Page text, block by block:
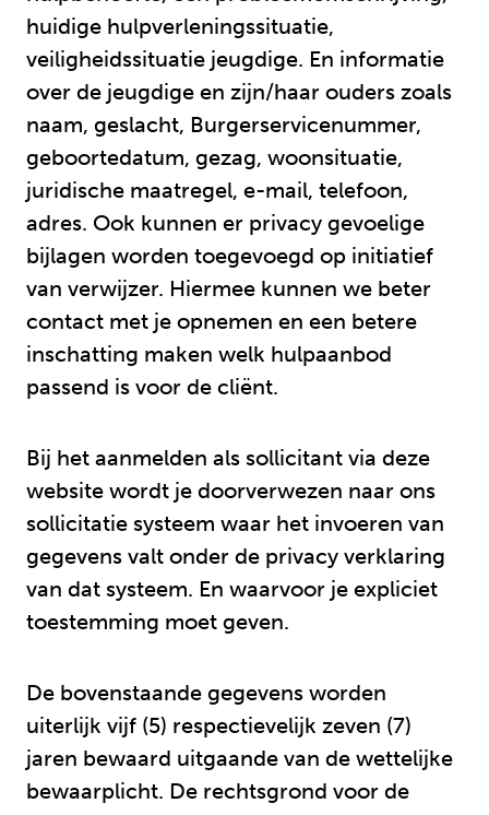
huidige hulpverleningssituatie,
veiligheidssituatie jeugdige. En informatie
over de jeugdige en zijn/haar ouders zoals
naam, geslacht, Burgerservicenummer,
geboortedatum, gezag, woonsituatie,
juridische maatregel, e-mail, telefoon,
adres. Ook kunnen er privacy gevoelige
bijlagen worden toegevoegd op initiatief
van verwijzer. Hiermee kunnen we beter
contact met je opnemen en een betere
inschatting maken welk hulpaanbod
passend is voor de cliënt.
Bij het aanmelden als sollicitant via deze
website wordt je doorverwezen naar ons
sollicitatie systeem waar het invoeren van
gegevens valt onder de privacy verklaring
van dat systeem. En waarvoor je expliciet
toestemming moet geven.
De bovenstaande gegevens worden
uiterlijk vijf (5) respectievelijk zeven (7)
jaren bewaard uitgaande van de wettelijke
bewaarplicht. De rechtsgrond voor de